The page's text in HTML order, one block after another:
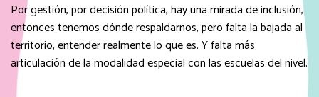
Por gestión, por decisión política, hay una mirada de inclusión,
entonces tenemos dónde respaldarnos, pero falta la bajada al
territorio, entender realmente lo que es. Y falta más
articulación de la modalidad especial con las escuelas del nivel.